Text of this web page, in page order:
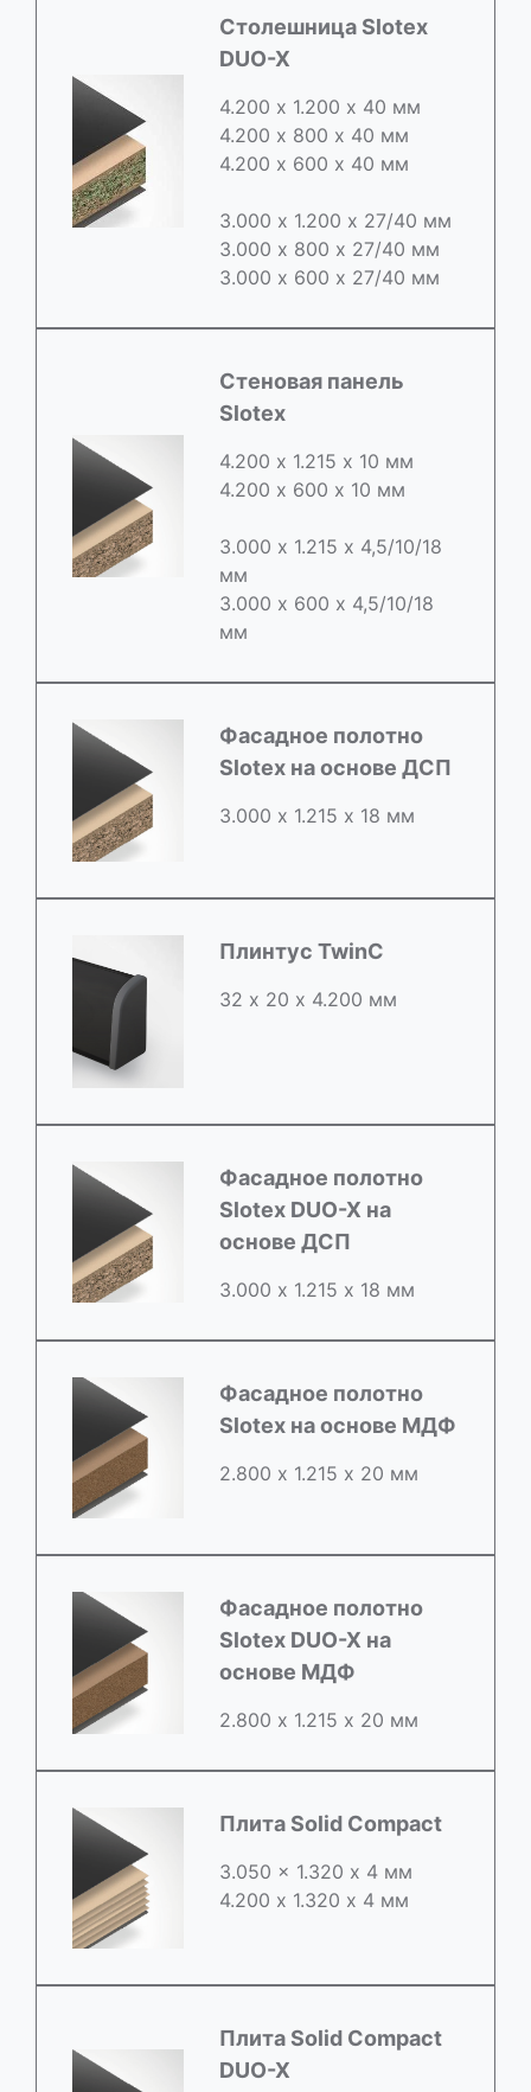
Cтолешница Slotex
DUO-X
4.200 х 1.200 х 40 мм
4.200 х 800 х 40 мм
4.200 х 600 х 40 мм
3.000 х 1.200 х 27/40 мм
3.000 х 800 х 27/40 мм
3.000 х 600 х 27/40 мм
Стеновая панель
Slotex
4.200 х 1.215 х 10 мм
4.200 х 600 х 10 мм
3.000 х 1.215 х 4,5/10/18
мм
3.000 х 600 х 4,5/10/18
мм
Фасадное полотно
Slotex на основе ДСП
3.000 х 1.215 х 18 мм
Плинтус TwinC
32 х 20 х 4.200 мм
Фасадное полотно
Slotex DUO-X на
основе ДСП
3.000 х 1.215 х 18 мм
Фасадное полотно
Slotex на основе МДФ
2.800 х 1.215 х 20 мм
Фасадное полотно
Slotex DUO-X на
основе МДФ
2.800 х 1.215 х 20 мм
Плита Solid Compact
3.050 x 1.320 х 4 мм
4.200 x 1.320 х 4 мм
Плита Solid Compact
DUO-X